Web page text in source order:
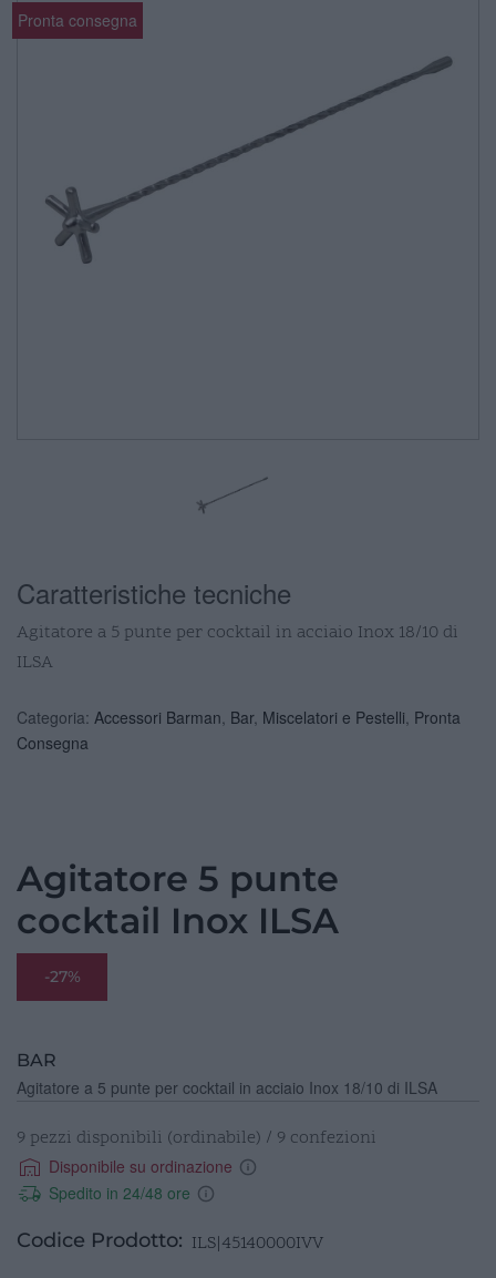
Pronta consegna
Caratteristiche tecniche
Agitatore a 5 punte per cocktail in acciaio Inox 18/10 di
ILSA
Categoria: Accessori Barman Bar, Miscelatori e Pestelli Pronta
Consegna
Agitatore 5 punte
cocktail Inox ILSA
-27%
BAR
Agitatore a 5 punte per cocktail in acciaio Inox 18/10 di ILSA
9 pezzi disponibili (ordinabile) / 9 confezioni
Disponibile su ordinazione
Spedito in 24/48 ore
Codice Prodotto: ILS|45140000IVV